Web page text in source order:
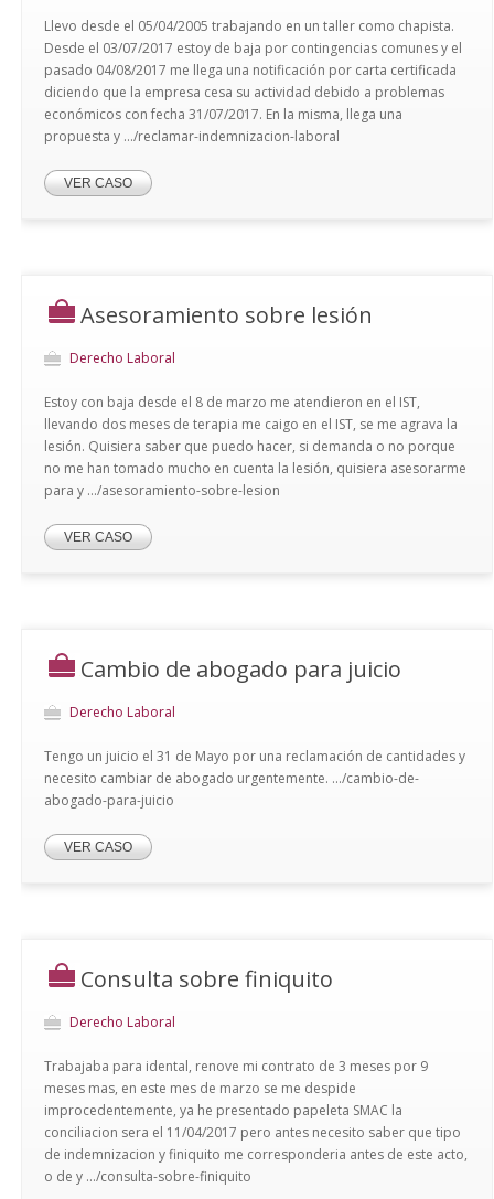
Llevo desde el 05/04/2005 trabajando en un taller como chapista.
Desde el 03/07/2017 estoy de baja por contingencias comunes y el
pasado 04/08/2017 me llega una notificación por carta certificada
diciendo que la empresa cesa su actividad debido a problemas
económicos con fecha 31/07/2017. En la misma, llega una
propuesta y .../reclamar-indemnizacion-laboral
VER CASO
Asesoramiento sobre lesión
Derecho Laboral
Estoy con baja desde el 8 de marzo me atendieron en el IST,
llevando dos meses de terapia me caigo en el IST, se me agrava la
lesión. Quisiera saber que puedo hacer, si demanda o no porque
no me han tomado mucho en cuenta la lesión, quisiera asesorarme
para y .../asesoramiento-sobre-lesion
VER CASO
Cambio de abogado para juicio
Derecho Laboral
Tengo un juicio el 31 de Mayo por una reclamación de cantidades y
necesito cambiar de abogado urgentemente. .../cambio-de-
abogado-para-juicio
VER CASO
Consulta sobre finiquito
Derecho Laboral
Trabajaba para idental, renove mi contrato de 3 meses por 9
meses mas, en este mes de marzo se me despide
improcedentemente, ya he presentado papeleta SMAC la
conciliacion sera el 11/04/2017 pero antes necesito saber que tipo
de indemnizacion y finiquito me corresponderia antes de este acto,
o de y .../consulta-sobre-finiquito